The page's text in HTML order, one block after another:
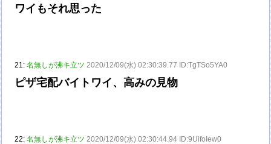
ワイもそれ思った
21:名無しが沸キ立ツ 2020/12/09(水) 02:30:39.77 ID:TgTSo5YA0
ピザ宅配バイトワイ、高みの見物
22:名無しが沸キ立ツ 2020/12/09(水) 02:30:44.94 ID:9UifoIew0